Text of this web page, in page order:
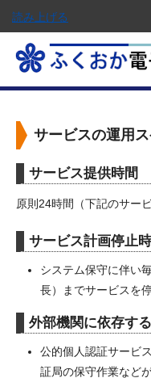
読み上げる
サービスの運用
サービス提供時間
原則24時間（下記のサー
サービス計画停止
システム保守に伴い
長）までサービスを
外部機関に依存す
公的個人認証サービ
証局の保守作業など